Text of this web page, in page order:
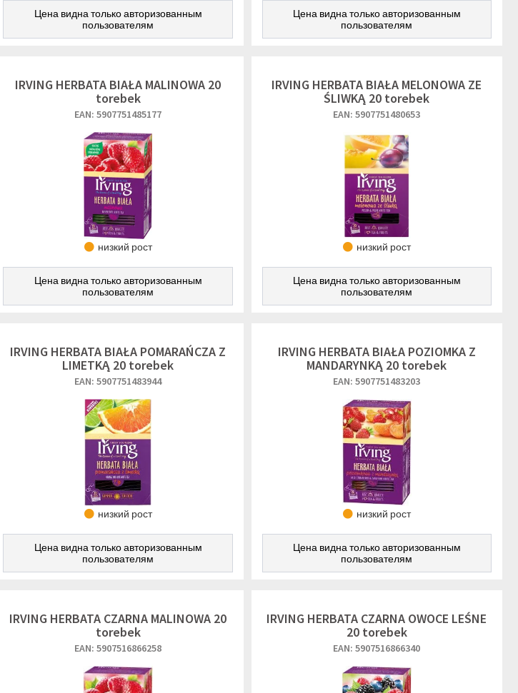
Цена видна только авторизованным
пользователям
Цена видна только авторизованным
пользователям
IRVING HERBATA BIAŁA MALINOWA 20
torebek
EAN: 5907751485177
низкий рост
Цена видна только авторизованным
пользователям
IRVING HERBATA BIAŁA MELONOWA ZE
ŚLIWKĄ 20 torebek
EAN: 5907751480653
низкий рост
Цена видна только авторизованным
пользователям
IRVING HERBATA BIAŁA POMARAŃCZA Z
LIMETKĄ 20 torebek
EAN: 5907751483944
низкий рост
Цена видна только авторизованным
пользователям
IRVING HERBATA BIAŁA POZIOMKA Z
MANDARYNKĄ 20 torebek
EAN: 5907751483203
низкий рост
Цена видна только авторизованным
пользователям
IRVING HERBATA CZARNA MALINOWA 20
torebek
EAN: 5907516866258
IRVING HERBATA CZARNA OWOCE LEŚNE
20 torebek
EAN: 5907516866340